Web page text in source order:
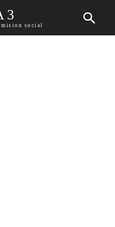
3
mision social